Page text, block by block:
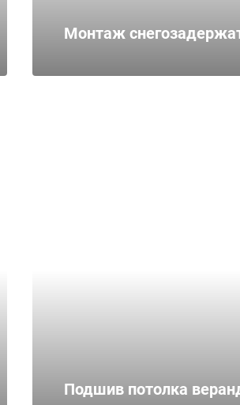
Монтаж
Подшив потолка